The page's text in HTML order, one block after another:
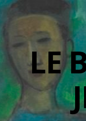
LE